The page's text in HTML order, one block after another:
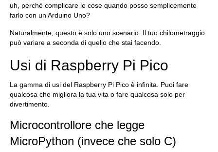
uh, perché complicare le cose quando posso semplicemente
farlo con un Arduino Uno?
Naturalmente, questo è solo uno scenario. Il tuo chilometraggio
può variare a seconda di quello che stai facendo.
Usi di Raspberry Pi Pico
La gamma di usi del Raspberry Pi Pico è infinita. Puoi fare
qualcosa che migliora la tua vita o fare qualcosa solo per
divertimento.
Microcontrollore che legge
MicroPython (invece che solo C)